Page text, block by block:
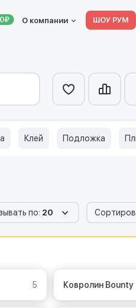
О компании ШОУ РУМ
Клей Подложка
по: 20
5 Ковролин Bounty